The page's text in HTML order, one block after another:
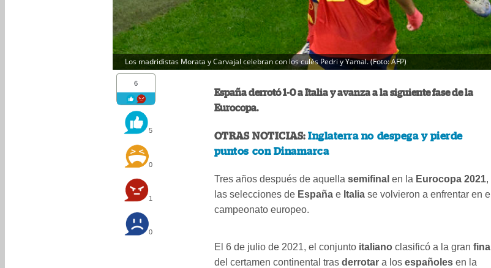
Los madridistas Morata y Carvajal celebran con los culés Pedri y Yamal. (Foto: AFP)
6
5
0
1
0
España derrotó 1-0 a Italia y avanza a la siguiente fase de la
Eurocopa.
OTRAS NOTICIAS:Inglaterra no despega y pierde
puntos con Dinamarca
Tres años después de aquella semifinal en la Eurocopa 2021,
las selecciones de España e Italia se volvieron a enfrentar en el
campeonato europeo.
El 6 de julio de 2021, el conjunto italiano clasificó a la gran final
del certamen continental tras derrotar a los españoles en la